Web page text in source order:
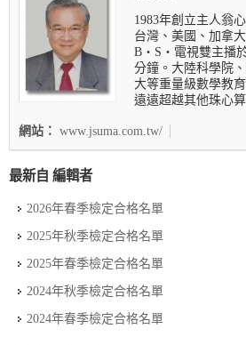
1983年創立主人翁
台灣、美國、加拿
B‧S‧電視雙主播
分鐘。大陸科學院
大等重量級數學教
遠遠超越其他珠心
網站： www.jsuma.com.tw/
最新自 編輯者
2026年春季檢定合格名單
2025年秋季檢定合格名單
2025年春季檢定合格名單
2024年秋季檢定合格名單
2024年春季檢定合格名單